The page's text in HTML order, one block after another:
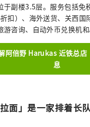
于副楼3.5层。服务包括免
扣）、海外送货、关西国
咨询、自动外币兑换机和
阿倍野 Harukas 近铁总店
息
拉面」是一家排着长